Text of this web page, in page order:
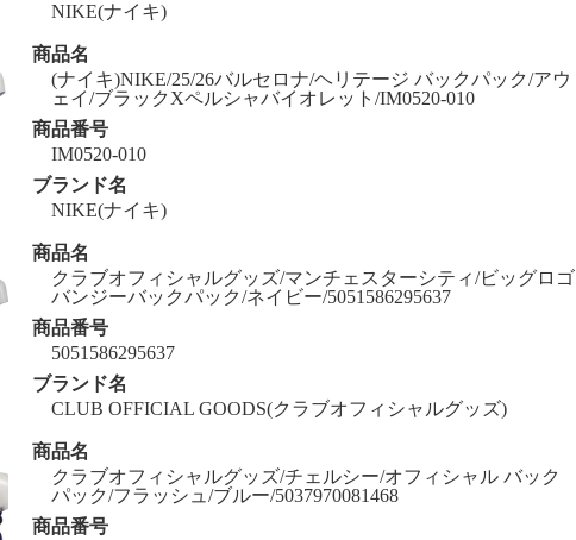
NIKE(ナイキ)
商品名
(ナイキ)NIKE/25/26バルセロナ/ヘリテージ バックパック/アウ
ェイ/ブラックXペルシャバイオレット/IM0520-010
商品番号
IM0520-010
ブランド名
NIKE(ナイキ)
商品名
クラブオフィシャルグッズ/マンチェスターシティ/ビッグロゴ
バンジーバックパック/ネイビー/5051586295637
商品番号
5051586295637
ブランド名
CLUB OFFICIAL GOODS(クラブオフィシャルグッズ)
商品名
クラブオフィシャルグッズ/チェルシー/オフィシャル バック
パック/フラッシュ/ブルー/5037970081468
商品番号